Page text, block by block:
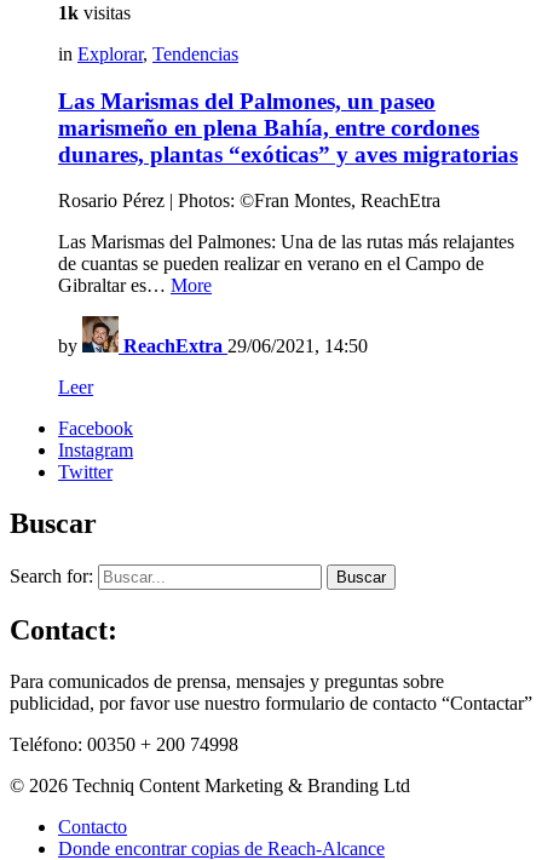
1k visitas
in Explorar, Tendencias
Las Marismas del Palmones, un paseo
marismeño en plena Bahía, entre cordones
dunares, plantas “exóticas” y aves migratorias
Rosario Pérez | Photos: ©Fran Montes, ReachEtra
Las Marismas del Palmones: Una de las rutas más relajantes
de cuantas se pueden realizar en verano en el Campo de
Gibraltar es… More
by ReachExtra 29/06/2021, 14:50
Leer
Facebook
Instagram
Twitter
Buscar
Search for: Buscar
Contact:
Para comunicados de prensa, mensajes y preguntas sobre
publicidad, por favor use nuestro formulario de contacto “Contactar”
Teléfono: 00350 + 200 74998
© 2026 Techniq Content Marketing & Branding Ltd
Contacto
Donde encontrar copias de Reach-Alcance